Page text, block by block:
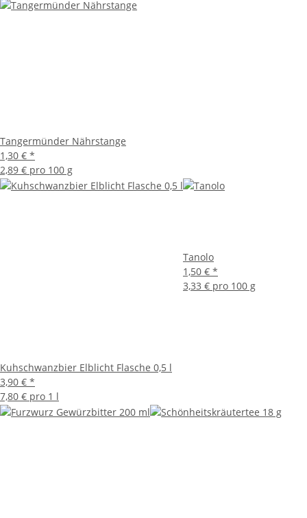
Tangermünder Nährstange
1,30 € *
2,89 € pro 100 g
Kuhschwanzbier Elblicht Flasche 0,5 l
3,90 € *
7,80 € pro 1 l
Tanolo
1,50 € *
3,33 € pro 100 g